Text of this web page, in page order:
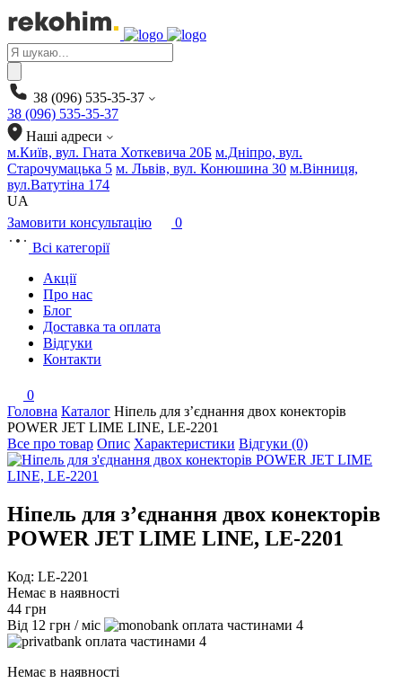
Products
search
38 (096) 535-35-37
38 (096) 535-35-37
Наші адреси
м.Київ, вул. Гната Хоткевича 20Б м.Дніпро, вул.
Старочумацька 5 м. Львів, вул. Конюшина 30 м.Вінниця,
вул.Ватутіна 174
UA
Замовити консультацію
0
Всі категорії
Акції
Про нас
Блог
Доставка та оплата
Відгуки
Контакти
0
Головна Каталог Ніпель для з’єднання двох конекторів
POWER JET LIME LINE, LE-2201
Все про товар Опис Характеристики Відгуки (0)
Ніпель для з’єднання двох конекторів
POWER JET LIME LINE, LE-2201
Код: LE-2201
Немає в наявності
44 грн
Від 12 грн / міс
4
4
Немає в наявності